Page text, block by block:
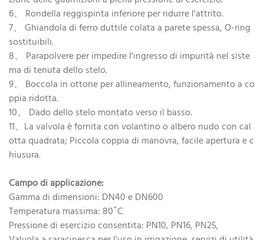
6、 Rondella reggispinta inferiore per ridurre l'attrito.
7、 Ghiandola di ferro duttile colata a parete spessa, O-ring
sostituibili.
8、 Parapolvere per impedire l'ingresso di impurità nel siste
ma di tenuta dello stelo.
9、 Boccola in ottone per allineamento, funzionamento a co
ppia ridotta.
10、 Dado dello stelo montato verso il basso.
11、La valvola è fornita con volantino o albero nudo con cal
otta quadrata; Piccola coppia di manovra, facile apertura e c
hiusura.
Campo di applicazione:
Gamma di dimensioni: DN40 e DN600
Temperatura massima: 80˚C
Pressione di esercizio consentita: PN10, PN16, PN25,